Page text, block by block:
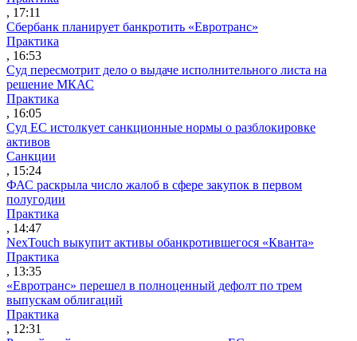
, 17:11
Сбербанк планирует банкротить «Евротранс»
Практика
, 16:53
Суд пересмотрит дело о выдаче исполнительного листа на
решение МКАС
Практика
, 16:05
Суд ЕС истолкует санкционные нормы о разблокировке
активов
Санкции
, 15:24
ФАС раскрыла число жалоб в сфере закупок в первом
полугодии
Практика
, 14:47
NexTouch выкупит активы обанкротившегося «Кванта»
Практика
, 13:35
«Евротранс» перешел в полноценный дефолт по трем
выпускам облигаций
Практика
, 12:31